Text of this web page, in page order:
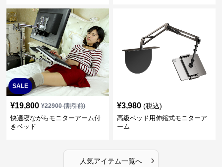
SALE
¥19,800 ¥22900(割引前)
快適寝ながらモニターアーム付
きベッド
¥3,980 (税込)
高級ベッド用伸縮式モニターア
ーム
人気アイテム一覧へ ›